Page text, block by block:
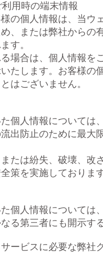
用時の端末情報
の個人情報は、当ウ
、または弊社からの
す。
場合は、個人情報を
たします。お客様の
はございません。
個人情報については
出防止のために最大
たは紛失、破壊、改
策を実施しておりま
個人情報については
る第三者にも開示す
ービスに必要な弊社